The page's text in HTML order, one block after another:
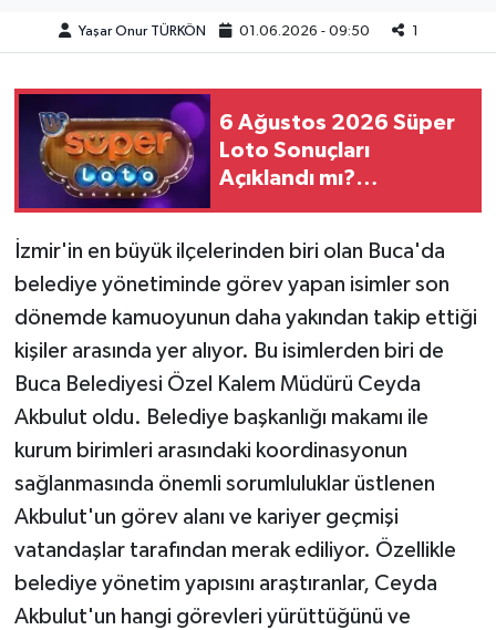
Yaşar Onur TÜRKÖN 01.06.2026 - 09:50 1
6 Ağustos 2026 Süper
Loto Sonuçları
Açıklandı mı?
İzmir'in en büyük ilçelerinden biri olan Buca'da
belediye yönetiminde görev yapan isimler son
dönemde kamuoyunun daha yakından takip ettiği
kişiler arasında yer alıyor. Bu isimlerden biri de
Buca Belediyesi Özel Kalem Müdürü Ceyda
Akbulut oldu. Belediye başkanlığı makamı ile
kurum birimleri arasındaki koordinasyonun
sağlanmasında önemli sorumluluklar üstlenen
Akbulut'un görev alanı ve kariyer geçmişi
vatandaşlar tarafından merak ediliyor. Özellikle
belediye yönetim yapısını araştıranlar, Ceyda
Akbulut'un hangi görevleri yürüttüğünü ve
Yaşam
KAHRAMANMARAŞ